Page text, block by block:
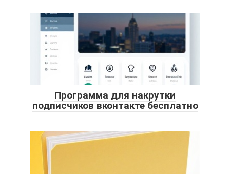
Программа для накрутки
подписчиков вконтакте бесплатно